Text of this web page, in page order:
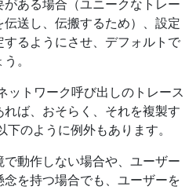
ある場合（ユニークなトレー
送し、伝搬するため）、設定
するようにさせ、デフォルトで
。
トワーク呼び出しのトレース
ば、おそらく、それを複製す
のように例外もあります。
動作しない場合や、ユーザー
を持つ場合でも、ユーザーを